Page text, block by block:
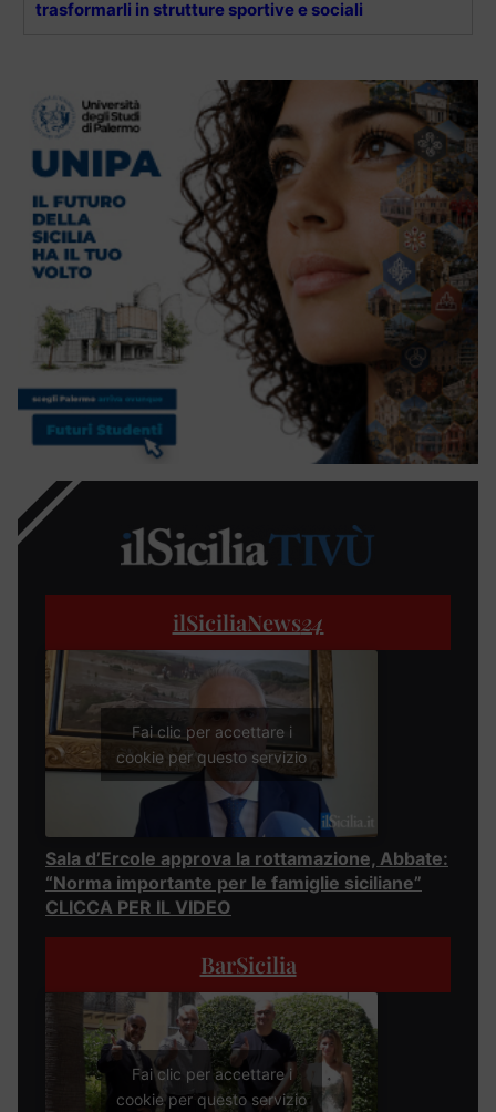
trasformarli in strutture sportive e sociali
ilSiciliaNews24
Fai clic per accettare i
cookie per questo servizio
Sala d’Ercole approva la rottamazione, Abbate:
“Norma importante per le famiglie siciliane”
CLICCA PER IL VIDEO
BarSicilia
Fai clic per accettare i
cookie per questo servizio